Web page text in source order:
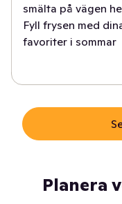
smälta på vägen
Fyll frysen med
favoriter i sommar
Planera